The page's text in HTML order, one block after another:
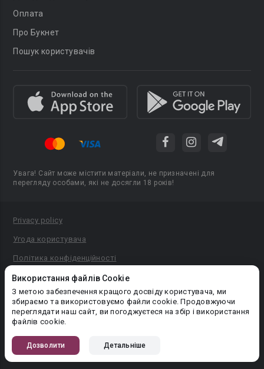
Використання файлів Cookie
З метою забезпечення кращого досвіду користувача, ми
збираємо та використовуємо файли cookie. Продовжуючи
переглядати наш сайт, ви погоджуєтеся на збір і використання
файлів cookie.
Дозволити Детальніше
Оплата
Про Букнет
Пошук користувачів
Увага! Сайт може містити матеріали, не призначені для
перегляду особами, які не досягли 18 років!
Privacy policy
Угода користувача
Політика конфіденційності
Правила публікації авторського контенту
PR-вiддiл: pr@booknet.com
© 2026 Booknet. Всі права захищено.
Narva mnt 5, Tallinn 10117, Естонія